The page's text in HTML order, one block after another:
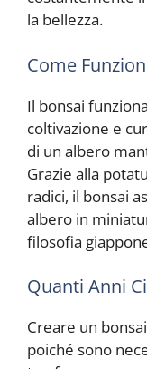
la bellezza.
Come
Il bonsai
coltivazione e
di un albero
Grazie alla
radici, il bonsai
albero in
filosofia
Quanti Anni
Creare un
poiché sono